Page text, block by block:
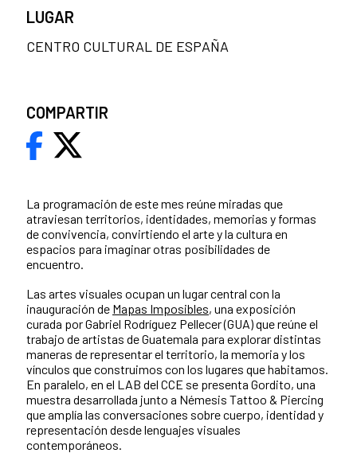
La programación de este mes reúne miradas que
atraviesan territorios, identidades, memorias y formas
de convivencia, convirtiendo el arte y la cultura en
espacios para imaginar otras posibilidades de
encuentro.
Las artes visuales ocupan un lugar central con la
inauguración de Mapas Imposibles, una exposición
curada por Gabriel Rodríguez Pellecer (GUA) que reúne el
trabajo de artistas de Guatemala para explorar distintas
maneras de representar el territorio, la memoria y los
vínculos que construimos con los lugares que habitamos.
En paralelo, en el LAB del CCE se presenta Gordito, una
muestra desarrollada junto a Némesis Tattoo & Piercing
que amplía las conversaciones sobre cuerpo, identidad y
representación desde lenguajes visuales
contemporáneos.
LUGAR
CENTRO CULTURAL DE ESPAÑA
COMPARTIR